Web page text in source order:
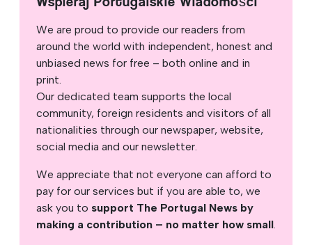
We are proud to provide our readers from
around the world with independent, honest and
unbiased news for free – both online and in
print.
Our dedicated team supports the local
community, foreign residents and visitors of all
nationalities through our newspaper, website,
social media and our newsletter.
We appreciate that not everyone can afford to
pay for our services but if you are able to, we
ask you to support The Portugal News by
making a contribution – no matter how small.